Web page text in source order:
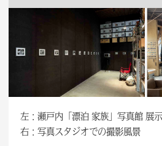
左：瀬戸内「漂泊 家族」写真館 展
右：写真スタジオでの撮影風景